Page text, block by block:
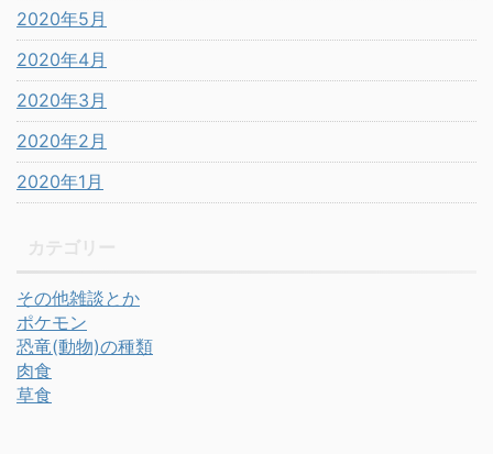
2020年5月
2020年4月
2020年3月
2020年2月
2020年1月
その他雑談とか
ポケモン
恐竜(動物)の種類
肉食
草食